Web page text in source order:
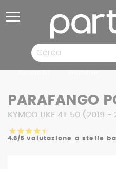
PARAFANGO
KYMCO LIKE 4T 50 (2019 -
4.6/5 valutazione a stelle